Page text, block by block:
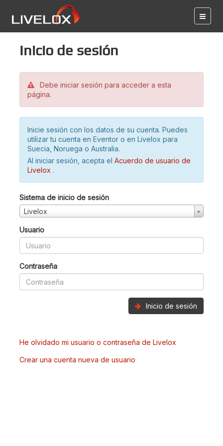
Inicio de sesión
Debe iniciar sesión para acceder a esta
página.
Inicie sesión con los datos de su cuenta. Puedes
utilizar tu cuenta en Eventor o en Livelox para
Suecia, Noruega o Australia.
Al iniciar sesión, acepta el Acuerdo de usuario de
Livelox .
Sistema de inicio de sesión
Livelox
Usuario
Contraseña
Inicio de sesión
He olvidado mi usuario o contraseña de Livelox
Crear una cuenta nueva de usuario